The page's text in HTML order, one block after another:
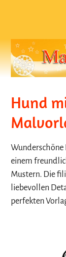
Hund
einem
Mustern. Die
liebevollen
perfekten